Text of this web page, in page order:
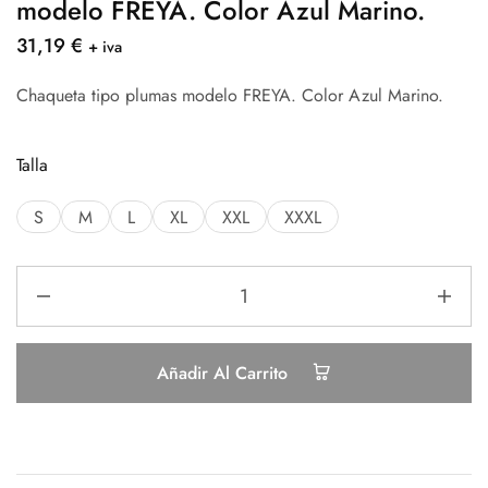
modelo FREYA. Color Azul Marino.
31,19€ + iva
Chaqueta tipo plumas modelo FREYA. Color Azul Marino.
Talla
S M L XL XXL XXXL
Añadir Al Carrito